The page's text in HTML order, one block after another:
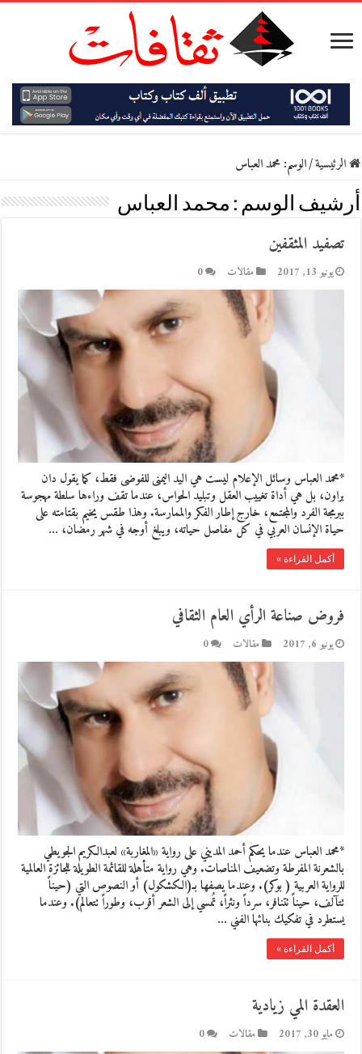
الرئيسية/الوسم:محمد العباس
أرشيف الوسم : محمد العباس
تصفيد المثقفين
يونيو 13, 2017 مقالات 0
*محمد العباس وسائل الإعلام ليست هي اليد اليمنى للفوضى فقط، كما يقول دان
براون، بل هي أداة تغييب العقل وتبليد الحواس، عندما تقف وراءها سلطة مهجوسة
ببرمجة الفرد والمجتمع، خارج إطار الفكر والممارسة. وهذا طقس يخيم بقتامته على
حياة الإنسان العربي في كل مفاصل حياته، ويبلغ أوجه في شهر رمضان، …
أكمل القراءة »
فروض صناعة الرأي العام الثقافي
يونيو 6, 2017 مقالات 0
*محمد العباس عندما يحكم أحمد المديني على رواية «المغاربة» لعبدالكريم الجويطي
بالشعرنة المفرطة وتضعيف المناصات. وهي رواية متأهلة للقائمة الطويلة للجائزة العالمية
للرواية العربية ( بوكر). وعندما يصفها بـ(الكشكول) أو النصوص التي (حيناً
تتآلف، حيناً تتنافر، سرداً ونثراً، تُمسي إلى الشعر أقرب، وطوراً تتعالم). وعندما
يستطرد في تفكيك بنائها الفني …
أكمل القراءة »
العقدة المي زيادية
مايو 30, 2017 مقالات 0